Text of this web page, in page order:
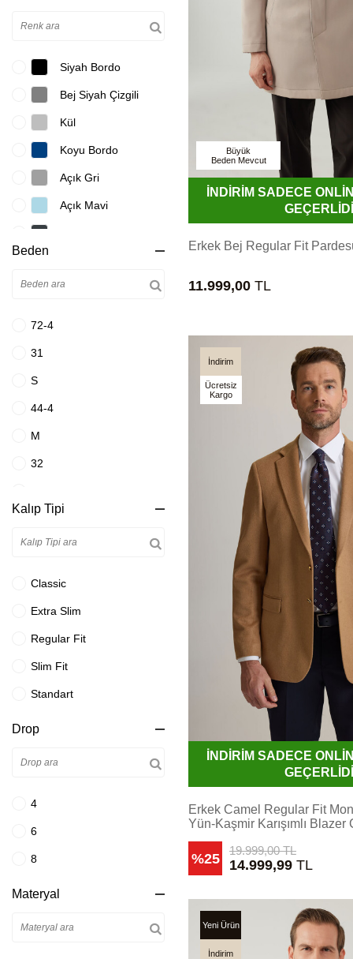
Siyah Bordo
Bej Siyah Çizgili
Kül
Koyu Bordo
Açık Gri
Açık Mavi
Beyaz
Gri
Gri Bej
Gri Kareli
Gri Krem
Gri Lacivert
Gri Mavi
Gül Kurusu
Koyu Bej
Beden
72-4
31
S
44-4
M
32
L
33
3XL
38
5XL
Kalıp Tipi
Classic
Extra Slim
Regular Fit
Slim Fit
Standart
Drop
4
6
8
Materyal
Büyük
Beden Mevcut
İNDİRİM SADECE
Erkek Bej Regular Fit
11.999,00 TL
İndirim
Ücretsiz
Kargo
İNDİRİM SADECE
Erkek Camel Regular Fit
Yün-Kaşmir Karışımlı Blazer
%25
19.999,00TL
14.999,99 TL
Yeni Ürün
İndirim